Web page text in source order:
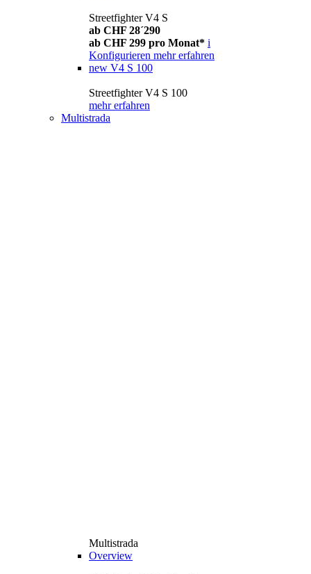
Streetfighter V4 S
ab CHF 28´290
ab CHF 299 pro Monat* i
Konfigurieren mehr erfahren
new V4 S 100
Streetfighter V4 S 100
mehr erfahren
Multistrada
Multistrada
Overview